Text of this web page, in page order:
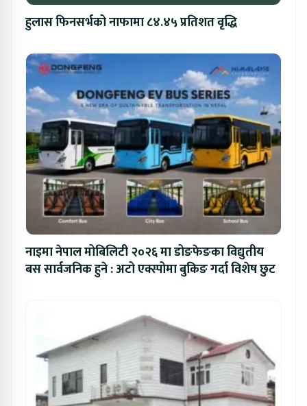
हुलास फिनसर्भको नाफामा ८४.४५ प्रतिशत वृद्धि
नाइमा नेपाल मोबिलिटी २०२६ मा डोङफेङका विद्युतीय
बस सार्वजनिक हुने : अटो एक्स्पोमा बुकिङ गर्दा विशेष छुट